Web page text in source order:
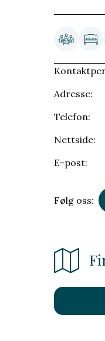
Adresse:
Telefon:
Nettside:
E-post:
Følg oss: